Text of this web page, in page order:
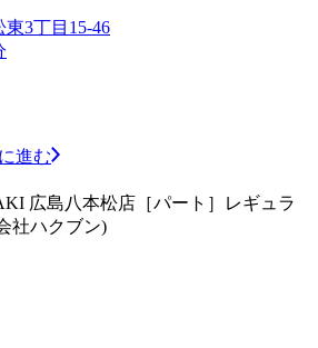
3丁目15-46
進む
広島八本松店［パート］レギュラ
社ハクブン)